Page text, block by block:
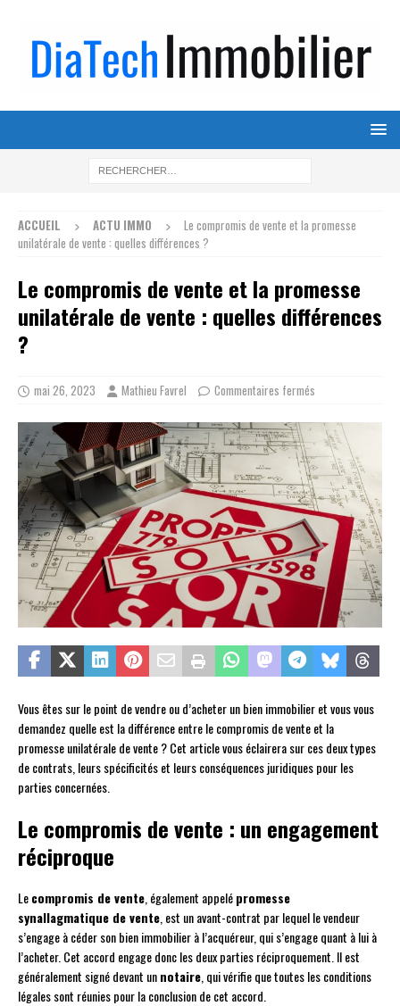
ACCUEIL ACTU IMMO
Le compromis de vente et la promesse
unilatérale de vente : quelles différences ?
Le compromis de vente et la promesse
unilatérale de vente : quelles différences
?
mai 26, 2023 Mathieu Favrel Commentaires fermés
Vous êtes sur le point de vendre ou d’acheter un bien immobilier et vous vous
demandez quelle est la différence entre le compromis de vente et la
promesse unilatérale de vente ? Cet article vous éclairera sur ces deux types
de contrats, leurs spécificités et leurs conséquences juridiques pour les
parties concernées.
Le compromis de vente : un engagement
réciproque
Lecompromis de vente , également appelépromesse
synallagmatique de vente , est un avant-contrat par lequel le vendeur
s’engage à céder son bien immobilier à l’acquéreur, qui s’engage quant à lui à
l’acheter. Cet accord engage donc les deux parties réciproquement. Il est
généralement signé devant unnotaire , qui vérifie que toutes les conditions
légales sont réunies pour la conclusion de cet accord.